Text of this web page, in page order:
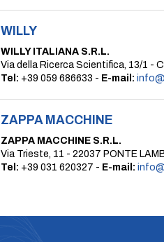
WILLY
WILLY ITALIANA S.R.L.
Via della Ricerca Scientifica, 13/1 -
Tel: +39 059 686633 - E-mail:
ZAPPA MACCHINE
ZAPPA MACCHINE S.R.L.
Via Trieste, 11 - 22037 PONTE
Tel: +39 031 620327 - E-mail: